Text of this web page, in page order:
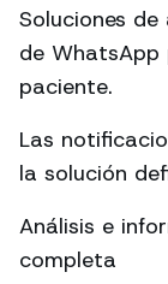
Soluciones
de WhatsApp
paciente.
Las
la solución
Análisis e
completa